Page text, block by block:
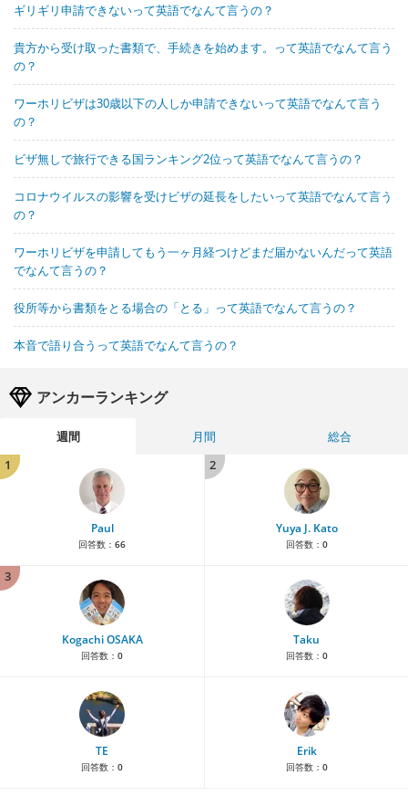
ギリギリ申請できないって英語でなんて言うの？
貴方から受け取った書類で、手続きを始めます。って英語でなんて言う
の？
ワーホリビザは30歳以下の人しか申請できないって英語でなんて言う
の？
ビザ無しで旅行できる国ランキング2位って英語でなんて言うの？
コロナウイルスの影響を受けビザの延長をしたいって英語でなんて言う
の？
ワーホリビザを申請してもう一ヶ月経つけどまだ届かないんだって英語
でなんて言うの？
役所等から書類をとる場合の「とる」って英語でなんて言うの？
本音で語り合うって英語でなんて言うの？
アンカーランキング
週間 月間
総合
1
Paul
回答数： 66
2
Yuya J. Kato
回答数： 0
3
Kogachi OSAKA
回答数： 0
Taku
回答数： 0
TE
回答数： 0
Erik
回答数： 0